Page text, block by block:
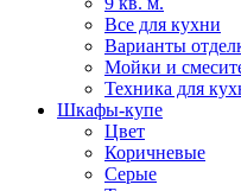
Все для кухни
Варианты
Мойки и
Техника для
Шкафы-купе
Цвет
Коричневые
Серые